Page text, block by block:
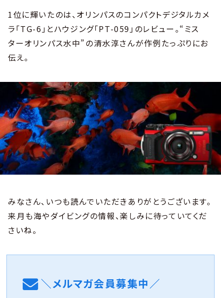
1位に輝いたのは、オリンパスのコンパクトデジタルカメ
ラ「TG-6」とハウジング「PT-059」のレビュー。“ミス
ターオリンパス水中”の清水淳さんが作例たっぷりにお
伝え。
みなさん、いつも読んでいただきありがとうございます。
来月も海やダイビングの情報、楽しみに待っていてくだ
さいね。
＼メルマガ会員募集中／